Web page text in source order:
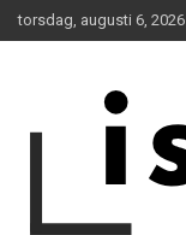
Hoppa
till
torsdag, augusti 6, 2026